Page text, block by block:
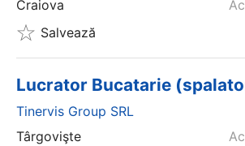
Craiova
Salvează
Lucrator Bucatarie
Tinervis Group SRL
Târgovişte